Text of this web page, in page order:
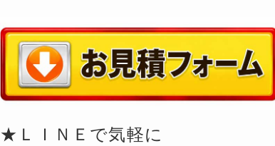
★ＬＩＮＥで気軽に